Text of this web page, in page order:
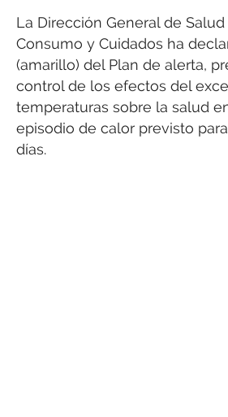
La Dirección General de Salud
Consumo y Cuidados ha
(amarillo) del Plan de alerta,
control de los efectos del
temperaturas sobre la salud
episodio de calor previsto
días.